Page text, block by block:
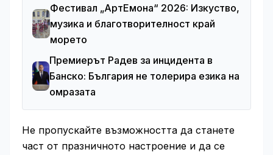
Фестивал „АртЕмона“ 2026: Изкуство,
музика и благотворителност край
морето
Премиерът Радев за инцидента в
Банско: България не толерира езика на
омразата
Не пропускайте възможността да станете
част от празничното настроение и да се